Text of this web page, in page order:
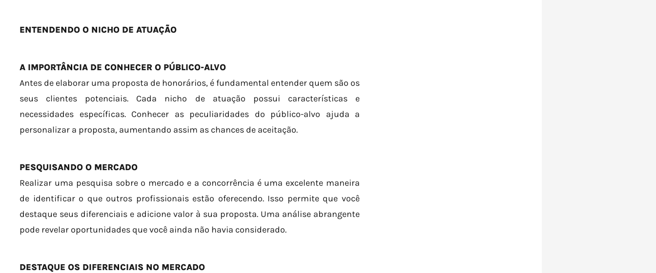
ENTENDENDO O NICHO DE ATUAÇÃO
A IMPORTÂNCIA DE CONHECER O PÚBLICO-ALVO
Antes de elaborar uma proposta de honorários, é fundamental entender quem são os
seus clientes potenciais. Cada nicho de atuação possui características e
necessidades específicas. Conhecer as peculiaridades do público-alvo ajuda a
personalizar a proposta, aumentando assim as chances de aceitação.
PESQUISANDO O MERCADO
Realizar uma pesquisa sobre o mercado e a concorrência é uma excelente maneira
de identificar o que outros profissionais estão oferecendo. Isso permite que você
destaque seus diferenciais e adicione valor à sua proposta. Uma análise abrangente
pode revelar oportunidades que você ainda não havia considerado.
DESTAQUE OS DIFERENCIAIS NO MERCADO